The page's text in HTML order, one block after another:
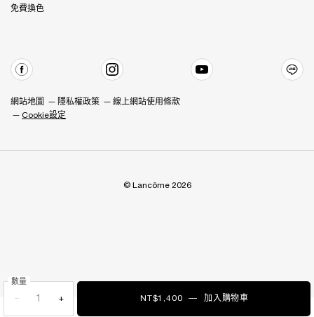
−
數量
+ NT$1,400 ― 加入購物車
免費換色
網站地圖 隱私權政策
線上網站使用條款
Cookie設定
© Lancôme 2026